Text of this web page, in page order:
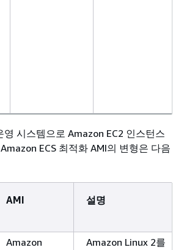
시스템으로 Amazon EC2 인스턴스
ECS 최적화 AMI의 변형은 다음
AMI 설명
Amazon
Amazon Linux 2를